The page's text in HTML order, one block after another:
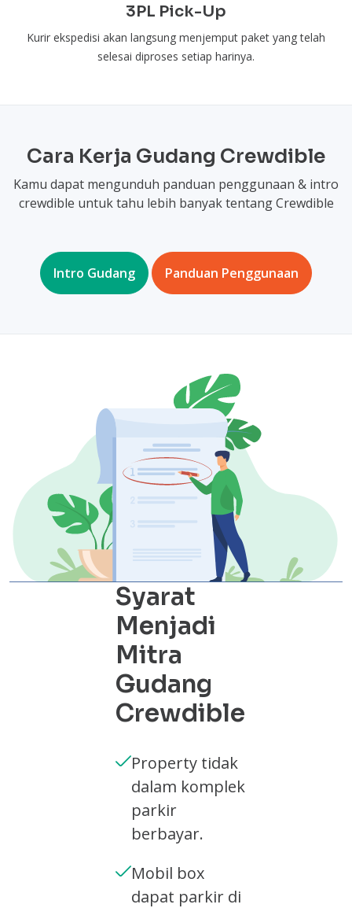
3PL Pick-Up
Kurir ekspedisi akan langsung menjemput paket yang telah
selesai diproses setiap harinya.
Cara Kerja Gudang Crewdible
Kamu dapat mengunduh panduan penggunaan & intro
crewdible untuk tahu lebih banyak tentang Crewdible
Intro Gudang Panduan Penggunaan
Syarat
Menjadi
Mitra
Gudang
Crewdible
Property tidak
dalam komplek
parkir
berbayar.
Mobil box
dapat parkir di